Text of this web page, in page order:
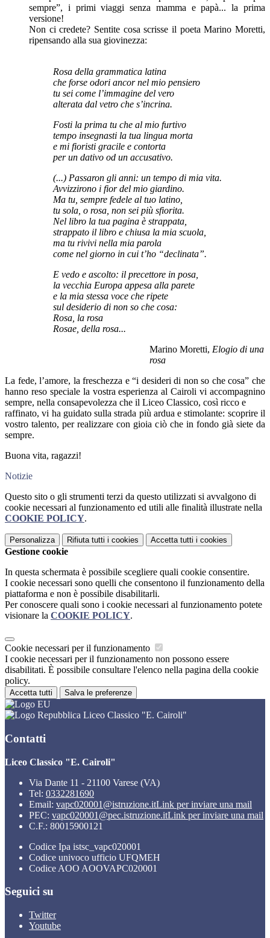
sempre”, i primi viaggi senza mamma e papà... la prima
versione!
Non ci credete? Sentite cosa scrisse il poeta Marino Moretti,
ripensando alla sua giovinezza:
Rosa della grammatica latina
che forse odori ancor nel mio pensiero
tu sei come l’immagine del vero
alterata dal vetro che s’incrina.
Fosti la prima tu che al mio furtivo
tempo insegnasti la tua lingua morta
e mi fioristi gracile e contorta
per un dativo od un accusativo.
(...) Passaron gli anni: un tempo di mia vita.
Avvizzirono i fior del mio giardino.
Ma tu, sempre fedele al tuo latino,
tu sola, o rosa, non sei più sfiorita.
Nel libro la tua pagina è strappata,
strappato il libro e chiusa la mia scuola,
ma tu rivivi nella mia parola
come nel giorno in cui t’ho “declinata”.
E vedo e ascolto: il precettore in posa,
la vecchia Europa appesa alla parete
e la mia stessa voce che ripete
sul desiderio di non so che cosa:
Rosa, la rosa
Rosae, della rosa...
Marino Moretti, Elogio di una
rosa
La fede, l’amore, la freschezza e “i desideri di non so che cosa” che
hanno reso speciale la vostra esperienza al Cairoli vi accompagnino
sempre, nella consapevolezza che il Liceo Classico, così ricco e
raffinato, vi ha guidato sulla strada più ardua e stimolante: scoprire il
vostro talento, per realizzare con gioia ciò che in fondo già siete da
sempre.
Buona vita, ragazzi!
Notizie
Questo sito o gli strumenti terzi da questo utilizzati si avvalgono di
cookie necessari al funzionamento ed utili alle finalità illustrate nella
COOKIE POLICY.
Personalizza Rifiuta tutti i cookies Accetta tutti i cookies
Gestione cookie
In questa schermata è possibile scegliere quali cookie consentire.
I cookie necessari sono quelli che consentono il funzionamento della
piattaforma e non è possibile disabilitarli.
Per conoscere quali sono i cookie necessari al funzionamento potete
visionare la COOKIE POLICY.
Cookie necessari per il funzionamento
I cookie necessari per il funzionamento non possono essere
disabilitati. È possibile consultare l'elenco nella pagina della cookie
policy.
Accetta tutti Salva le preferenze
Liceo Classico "E. Cairoli"
Contatti
Liceo Classico "E. Cairoli"
Via Dante 11 - 21100 Varese (VA)
Tel: 0332281690
Email: vapc020001@istruzione.itLink per inviare una mail
PEC: vapc020001@pec.istruzione.itLink per inviare una mail
C.F.: 80015900121
Codice Ipa istsc_vapc020001
Codice univoco ufficio UFQMEH
Codice AOO AOOVAPC020001
Seguici su
Twitter
Youtube